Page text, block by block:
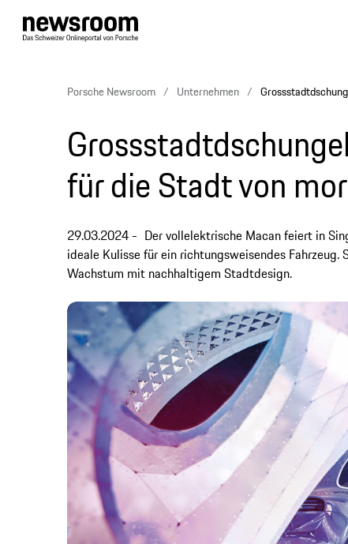
Porsche Newsroom Unternehmen
für die Stadt von
29.03.2024
Der vollelektrische Macan feiert in
ideale Kulisse für ein richtungsweisendes
Wachstum mit nachhaltigem Stadtdesign.